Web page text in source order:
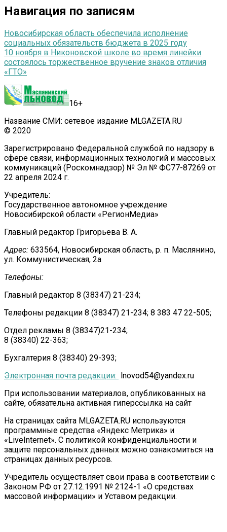
Навигация по записям
Новосибирская область обеспечила исполнение
социальных обязательств бюджета в 2025 году
10 ноября в Никоновской школе во время линейки
состоялось торжественное вручение знаков отличия
«ГТО»
16+
Название СМИ: сетевое издание MLGAZETA.RU
© 2020
Зарегистрировано Федеральной службой по надзору в
сфере связи, информационных технологий и массовых
коммуникаций (Роскомнадзор) № Эл № ФС77-87269 от
22 апреля 2024 г.
Учредитель:
Государственное автономное учреждение
Новосибирской области «РегионМедиа»
Главный редактор Григорьева В. А.
Адрес: 633564, Новосибирская область, р. п. Маслянино,
ул. Коммунистическая, 2а
Телефоны:
Главный редактор 8 (38347) 21-234;
Телефоны редакции 8 (38347) 21-234; 8 383 47 22-505;
Отдел рекламы 8 (38347)21-234;
8 (38340) 22-363;
Бухгалтерия 8 (38340) 29-393;
Электронная почта редакции:
lnovod54@yandex.ru
При использовании материалов, опубликованных на
сайте, обязательна активная гиперссылка на сайт
На страницах сайта MLGAZETA.RU используются
программные средства «Яндекс Метрика» и
«LiveInternet». С политикой конфиденциальности и
защите персональных данных можно ознакомиться на
страницах данных ресурсов.
Учредитель осуществляет свои права в соответствии с
Законом РФ от 27.12.1991 № 2124-1 «О средствах
массовой информации» и Уставом редакции.